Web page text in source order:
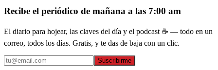
Recibe el periódico de mañana a las 7:00 am
El diario para hojear, las claves del día y el podcast ☕ — todo en un
correo, todos los días. Gratis, y te das de baja con un clic.
Suscribirme